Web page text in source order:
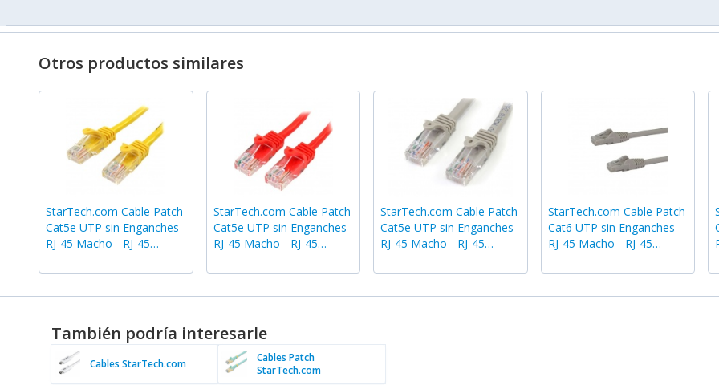
Otros productos similares
StarTech.com Cable Patch
Cat5e UTP sin Enganches
RJ-45 Macho - RJ-45
Amarillo
StarTech.com Cable Patch
Cat5e UTP sin Enganches
RJ-45 Macho - RJ-45
StarTech.com Cable Patch
Cat5e UTP sin Enganches
RJ-45 Macho - RJ-45
StarTech.com Cable Patch
Cat6 UTP sin Enganches
RJ-45 Macho - RJ-45
También podría interesarle
Cables StarTech.com
Cables Patch
StarTech.com